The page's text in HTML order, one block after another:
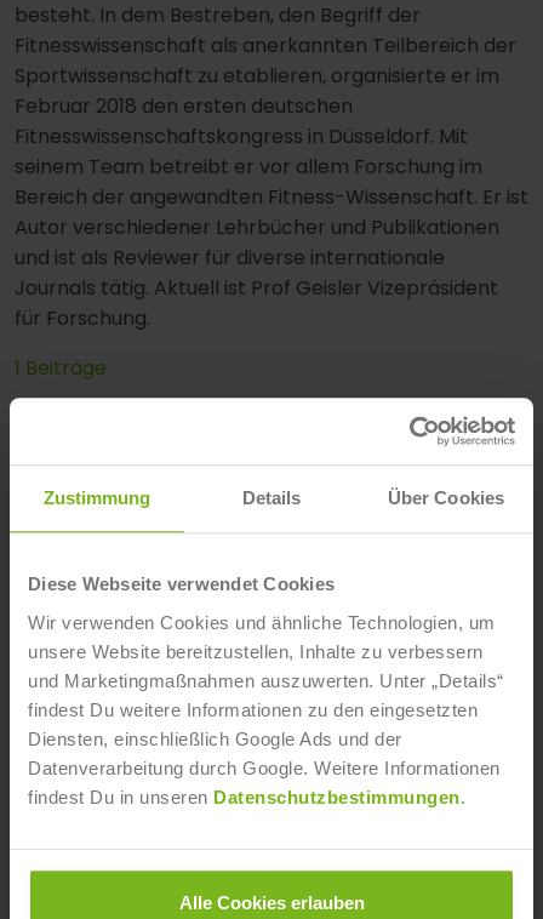
Zustimmung Details Über Cookies
Diese Webseite verwendet Cookies
Wir verwenden Cookies und ähnliche Technologien, um
unsere Website bereitzustellen, Inhalte zu verbessern
und Marketingmaßnahmen auszuwerten. Unter „Details“
findest Du weitere Informationen zu den eingesetzten
Diensten, einschließlich Google Ads und der
Datenverarbeitung durch Google. Weitere Informationen
findest Du in unseren Datenschutzbestimmungen.
Alle Cookies erlauben
besteht. In dem Bestreben, den Begriff der
Fitnesswissenschaft als anerkannten Teilbereich der
Sportwissenschaft zu etablieren, organisierte er im
Februar 2018 den ersten deutschen
Fitnesswissenschaftskongress in Düsseldorf. Mit
seinem Team betreibt er vor allem Forschung im
Bereich der angewandten Fitness-Wissenschaft. Er ist
Autor verschiedener Lehrbücher und Publikationen
und ist als Reviewer für diverse internationale
Journals tätig. Aktuell ist Prof Geisler Vizepräsident
für Forschung.
1 Beiträge
Was ist ein Hardgainer?
Stephan Geisler- 5. Juni 2015
Als Hardgainer bezeichnet man in Fachkreisen einen
Menschen, dem es schwerfällt, an Gewicht zuzulegen.
Woran liegt das und kann man denn als Hardgainer
wirklich keine Muskeln aufbauen?